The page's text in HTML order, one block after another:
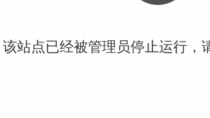
站点已经被管理员停止运行，